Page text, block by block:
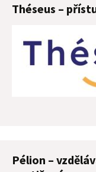
Théseus –
Pélion –